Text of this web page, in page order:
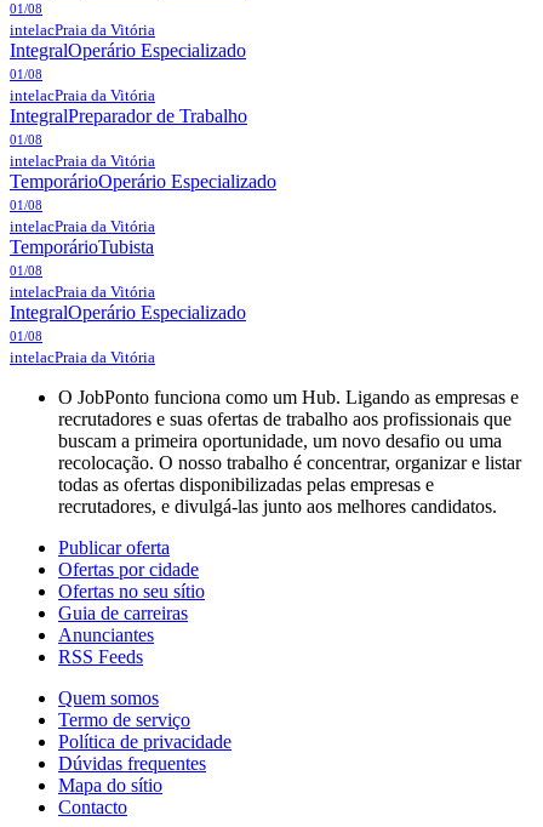
01/08
intelacPraia da Vitória
IntegralOperário Especializado
01/08
intelacPraia da Vitória
IntegralPreparador de Trabalho
01/08
intelacPraia da Vitória
TemporárioOperário Especializado
01/08
intelacPraia da Vitória
TemporárioTubista
01/08
intelacPraia da Vitória
IntegralOperário Especializado
01/08
intelacPraia da Vitória
O JobPonto funciona como um Hub. Ligando as empresas e
recrutadores e suas ofertas de trabalho aos profissionais que
buscam a primeira oportunidade, um novo desafio ou uma
recolocação. O nosso trabalho é concentrar, organizar e listar
todas as ofertas disponibilizadas pelas empresas e
recrutadores, e divulgá-las junto aos melhores candidatos.
Publicar oferta
Ofertas por cidade
Ofertas no seu sítio
Guia de carreiras
Anunciantes
RSS Feeds
Quem somos
Termo de serviço
Política de privacidade
Dúvidas frequentes
Mapa do sítio
Contacto